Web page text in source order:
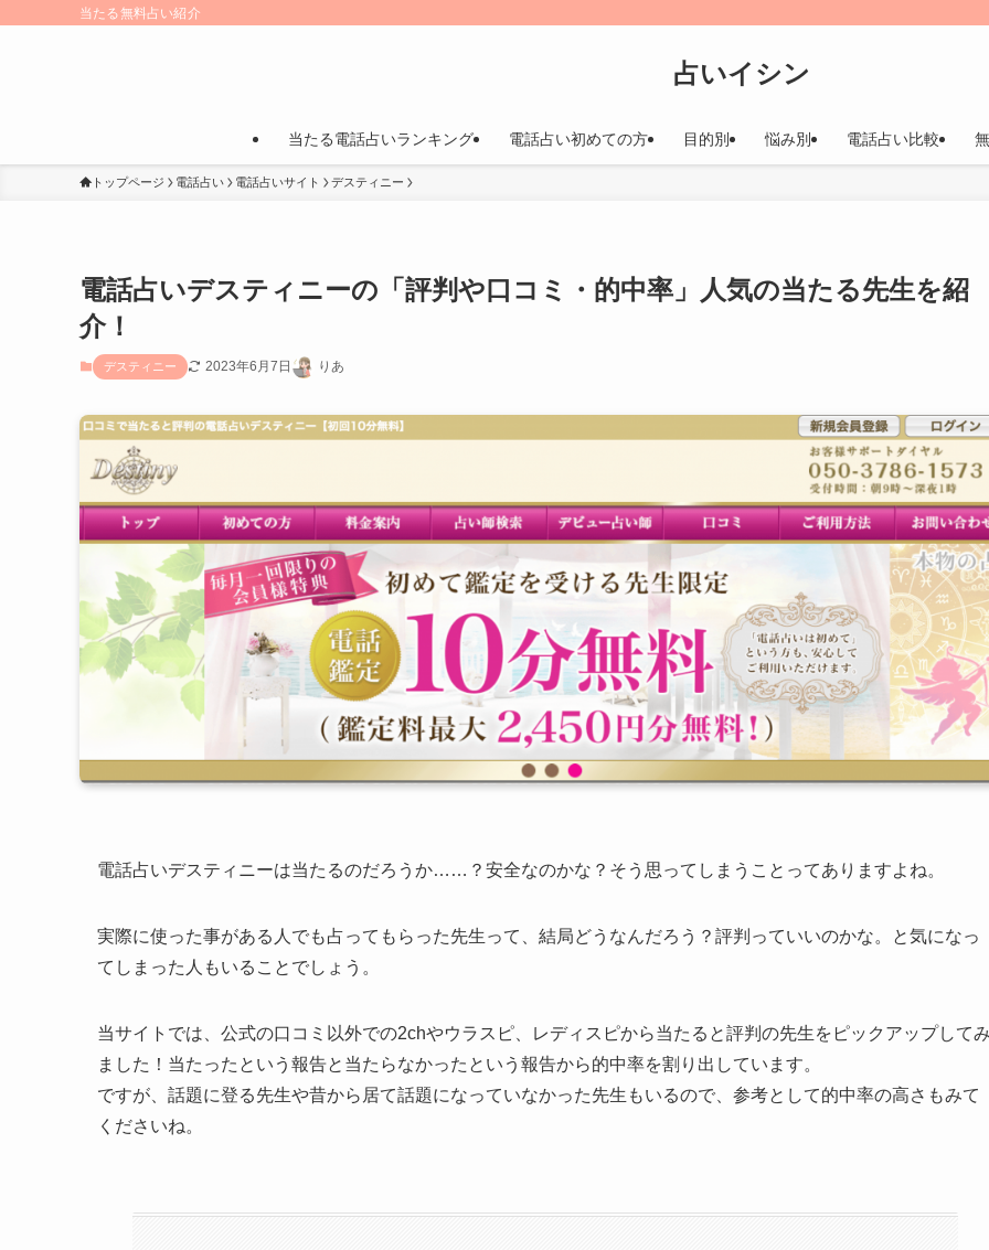
当たる無料占い紹介
占いイシン
当たる電話占いランキング 電話占い初めての方 目的別 悩み別 電話占い比較
トップページ 電話占い 電話占いサイト デスティニー
電話占いデスティニーの「評判や口コミ・的中率」人気の当たる先生を紹
介！
デスティニー 2023年6月7日 りあ
電話占いデスティニーは当たるのだろうか……？安全なのかな？そう思ってしまうことってありますよね。
実際に使った事がある人でも占ってもらった先生って、結局どうなんだろう？評判っていいのかな。と気になっ
てしまった人もいることでしょう。
当サイトでは、公式の口コミ以外での2chやウラスピ、レディスピから当たると評判の先生をピックアップして
ました！当たったという報告と当たらなかったという報告から的中率を割り出しています。
ですが、話題に登る先生や昔から居て話題になっていなかった先生もいるので、参考として的中率の高さもみて
くださいね。